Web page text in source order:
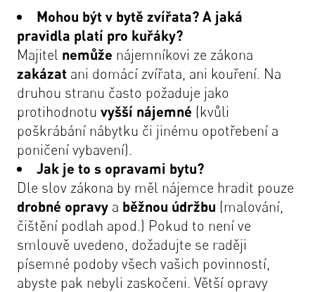
Mohou být v bytě zvířata? A jaká
pravidla platí pro kuřáky?
Majitel nemůže nájemníkovi ze zákona
zakázat ani domácí zvířata, ani kouření. Na
druhou stranu často požaduje jako
protihodnotu vyšší nájemné (kvůli
poškrábání nábytku či jinému opotřebení a
poničení vybavení).
Jak je to s opravami bytu?
Dle slov zákona by měl nájemce hradit pouze
drobné opravy a běžnou údržbu (malování,
čištění podlah apod.) Pokud to není ve
smlouvě uvedeno, dožadujte se raději
písemné podoby všech vašich povinností,
abyste pak nebyli zaskočeni. Větší opravy